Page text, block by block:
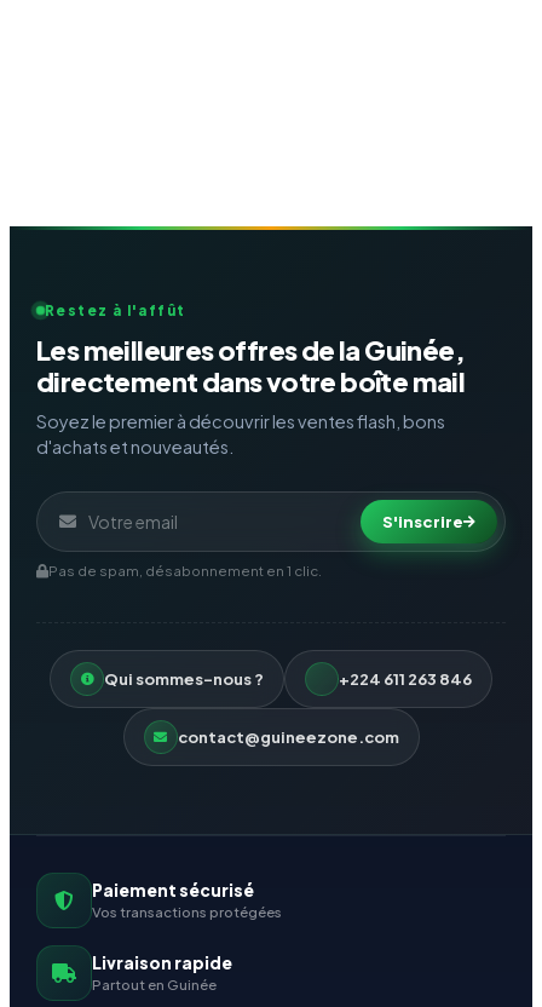
Restez à l'affût
Les meilleures offres de la Guinée,
directement dans votre boîte mail
Soyez le premier à découvrir les ventes flash, bons
d'achats et nouveautés.
S'inscrire
Pas de spam, désabonnement en 1 clic.
Qui sommes-nous ? +224 611 263 846
contact@guineezone.com
Paiement sécurisé
Vos transactions protégées
Livraison rapide
Partout en Guinée